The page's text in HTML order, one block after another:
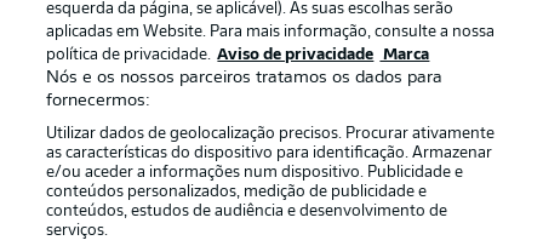
Oferecido por
esquerda da página, se aplicável). As suas escolhas serão
aplicadas em Website. Para mais informação, consulte a nossa
política de privacidade. Aviso de privacidade Marca
Nós e os nossos parceiros tratamos os dados para
fornecermos:
Utilizar dados de geolocalização precisos. Procurar ativamente
as características do dispositivo para identificação. Armazenar
e/ou aceder a informações num dispositivo. Publicidade e
conteúdos personalizados, medição de publicidade e
conteúdos, estudos de audiência e desenvolvimento de
serviços.